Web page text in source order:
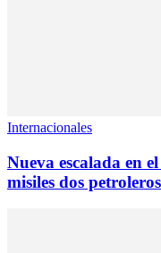
Internacionales
Nueva escalada en
misiles dos